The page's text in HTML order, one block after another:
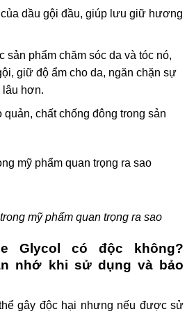
dầu gội đầu, giúp lưu giữ hương
sản phẩm chăm sóc da và tóc nó,
giữ độ ẩm cho da, ngăn chặn sự
hơn.
chất chống đông trong sản
mỹ phẩm quan trọng ra sao
Glycol có độc không?
nhớ khi sử dụng và bảo
gây độc hại nhưng nếu được sử